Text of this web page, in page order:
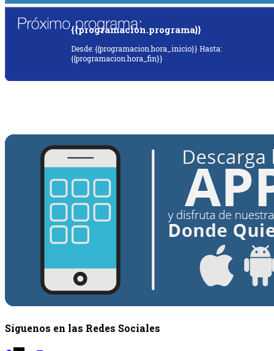
{{programacion.programa}}
Desde: {{programacion.hora_inicio}} Hasta:
{{programacion.hora_fin}}
Síguenos en las Redes Sociales